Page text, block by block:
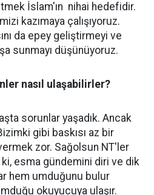
İslam'ın nihai hedefidir.
kazımaya çalışıyoruz.
da epey geliştirmeyi ve
sunmayı düşünüyoruz.
nasıl ulaşabilirler?
sorunlar yaşadık. Ancak
gibi baskısı az bir
zor. Sağolsun NT'ler
ki, esma gündemini diri ve dik
hem umduğunu bulur
okuyucuya ulaşır.